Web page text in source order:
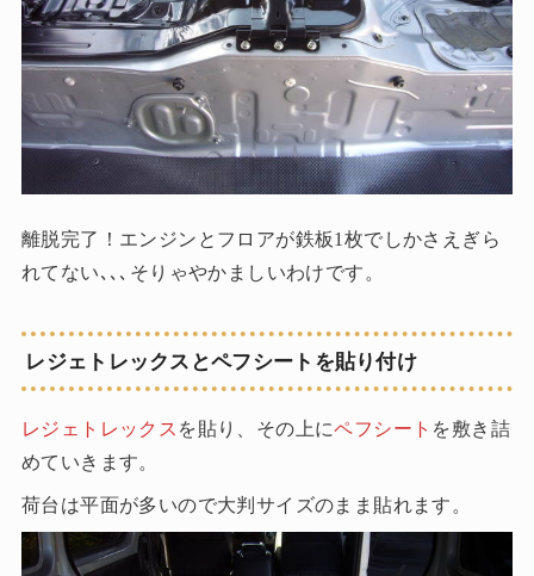
離脱完了！エンジンとフロアが鉄板1枚でしかさえぎら
れてない､､､そりゃやかましいわけです。
レジェトレックスとペフシートを貼り付け
レジェトレックス を貼り、その上にペフシート を敷き詰
めていきます。
荷台は平面が多いので大判サイズのまま貼れます。